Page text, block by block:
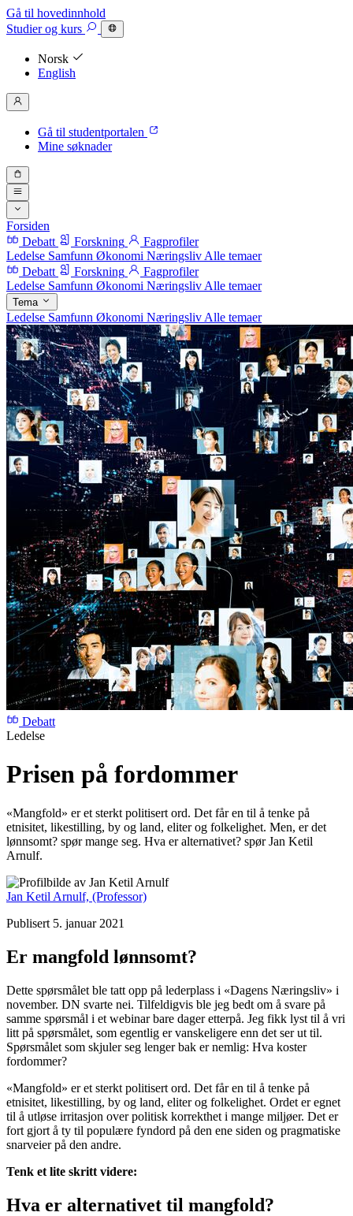
Gå til hovedinnhold
Studierog kurs
Norsk
English
Gå til studentportalen
Mine søknader
Forsiden
Debatt
Forskning
Fagprofiler
Ledelse Samfunn Økonomi Næringsliv Alle temaer
Debatt
Forskning
Fagprofiler
Ledelse Samfunn Økonomi Næringsliv Alle temaer
Tema
Ledelse Samfunn Økonomi Næringsliv Alle temaer
Debatt
Ledelse
Prisen på fordommer
«Mangfold» er et sterkt politisert ord. Det får en til å tenke på
etnisitet, likestilling, by og land, eliter og folkelighet. Men, er det
lønnsomt? spør mange seg. Hva er alternativet? spør Jan Ketil
Arnulf.
Jan Ketil Arnulf, (Professor)
Publisert 5. januar 2021
Er mangfold lønnsomt?
Dette spørsmålet ble tatt opp på lederplass i «Dagens Næringsliv» i
november. DN svarte nei. Tilfeldigvis ble jeg bedt om å svare på
samme spørsmål i et webinar bare dager etterpå. Jeg fikk lyst til å vri
litt på spørsmålet, som egentlig er vanskeligere enn det ser ut til.
Spørsmålet som skjuler seg lenger bak er nemlig: Hva koster
fordommer?
«Mangfold» er et sterkt politisert ord. Det får en til å tenke på
etnisitet, likestilling, by og land, eliter og folkelighet. Ordet er egnet
til å utløse irritasjon over politisk korrekthet i mange miljøer. Det er
fort gjort å ty til populære fyndord på den ene siden og pragmatiske
snarveier på den andre.
Tenk et lite skritt videre:
Hva er alternativet til mangfold?